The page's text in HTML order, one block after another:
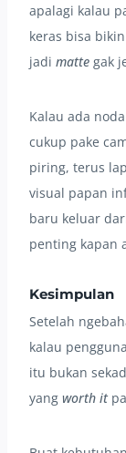
apalagi kalau
keras bisa
jadi matte gak
Kalau ada
cukup pake
piring, terus
visual papan
baru keluar
penting kapan
Kesimpulan
Setelah
kalau
itu bukan
yang worth it